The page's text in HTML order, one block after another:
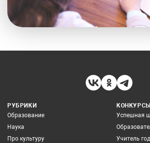
РУБРИКИ
Образование
Наука
Про культуру
КОНКУРСЫ
Успешная
Учитель